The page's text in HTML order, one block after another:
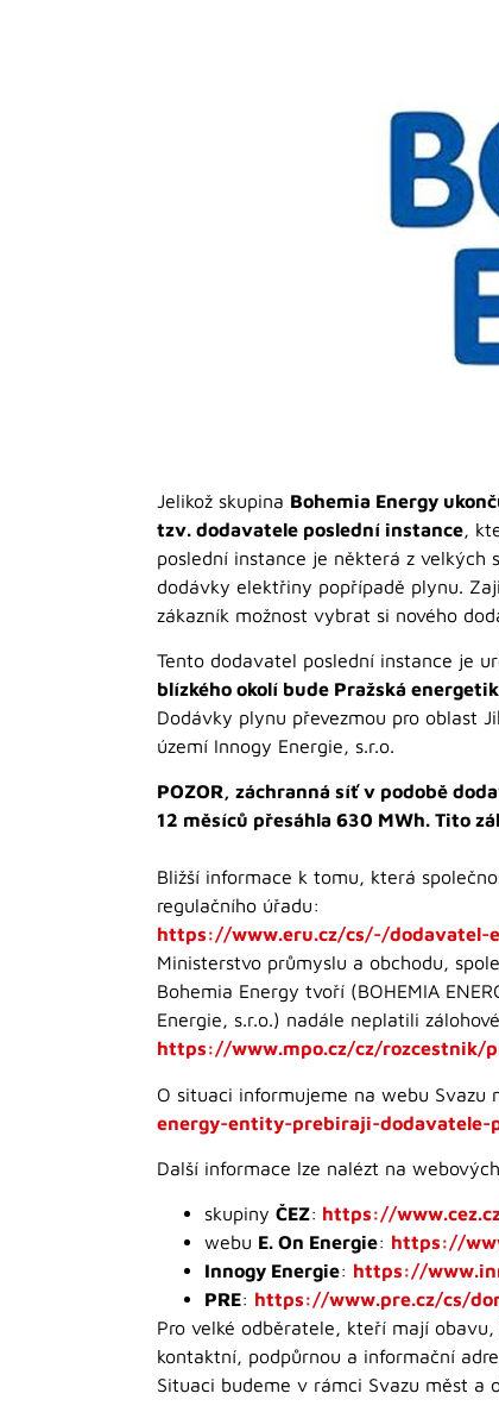
Jelikož skupina Bohemia Energy
tzv. dodavatele poslední instance ,
poslední instance je některá z
dodávky elektřiny popřípadě plynu.
zákazník možnost vybrat si nového
Tento dodavatel poslední instance je
blízkého okolí bude Pražská
Dodávky plynu převezmou pro oblast
území Innogy Energie, s.r.o.
POZOR, záchranná síť v podobě
12 měsíců přesáhla 630 MWh. Tito
Bližší informace k tomu, která
regulačního úřadu:
https://www.eru.cz/cs/-/dodavatel-
Ministerstvo průmyslu a obchodu,
Bohemia Energy tvoří (BOHEMIA
Energie, s.r.o.) nadále neplatili
https://www.mpo.cz/cz/rozcestnik/
O situaci informujeme na webu Svazu
energy-entity-prebiraji-dodavatele-
Další informace lze nalézt na
skupiny ČEZ: https://
webu E. On Energie: https://
Innogy Energie: https://
PRE: https://www.pre.cz/cs/
Pro velké odběratele, kteří mají
kontaktní, podpůrnou a informační
Situaci budeme v rámci Svazu měst a